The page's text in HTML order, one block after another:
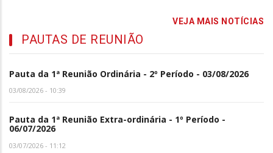
VEJA MAIS NOTÍCIAS
PAUTAS DE REUNIÃO
Pauta da 1ª Reunião Ordinária - 2º Período - 03/08/2026
03/08/2026 - 10:39
Pauta da 1ª Reunião Extra-ordinária - 1º Período -
06/07/2026
03/07/2026 - 11:12